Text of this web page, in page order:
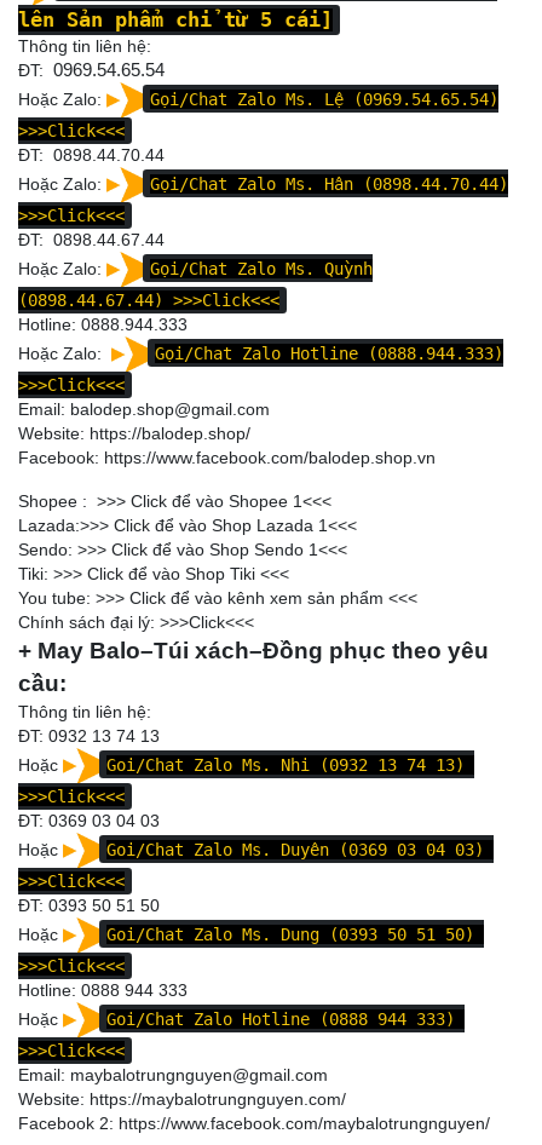
lên Sản phẩm chỉ từ 5 cái]
Thông tin liên hệ:
ĐT: 0969.54.65.54
Hoặc Zalo:
Gọi/Chat Zalo Ms. Lệ (0969.54.65.54)
>>>Click<<<
ĐT: 0898.44.70.44
Hoặc Zalo:
Gọi/Chat Zalo Ms. Hân (0898.44.70.44)
>>>Click<<<
ĐT: 0898.44.67.44
Hoặc Zalo:
Gọi/Chat Zalo Ms. Quỳnh
(0898.44.67.44)
>>>Click<<<
Hotline: 0888.944.333
Hoặc Zalo:
Gọi/Chat Zalo Hotline (0888.944.333)
>>>Click<<<
Email: balodep.shop@gmail.com
Website: https://balodep.shop/
Facebook: https://www.facebook.com/balodep.shop.vn
Shopee : >>> Click để vào Shopee 1<<<
Lazada:>>> Click để vào Shop Lazada 1<<<
Sendo: >>> Click để vào Shop Sendo 1<<<
Tiki: >>> Click để vào Shop Tiki <<<
You tube: >>> Click để vào kênh xem sản phẩm <<<
Chính sách đại lý: >>>Click<<<
+ May Balo–Túi xách–Đồng phục theo yêu
cầu:
Thông tin liên hệ:
ĐT: 0932 13 74 13
Hoặc
Goi/Chat Zalo Ms. Nhi (0932 13 74 13)
>>>Click<<<
ĐT: 0369 03 04 03
Hoặc
Goi/Chat Zalo Ms. Duyên (0369 03 04 03)
>>>Click<<<
ĐT: 0393 50 51 50
Hoặc
Goi/Chat Zalo Ms. Dung (0393 50 51 50)
>>>Click<<<
Hotline: 0888 944 333
Hoặc
Goi/Chat Zalo Hotline (0888 944 333)
>>>Click<<<
Email: maybalotrungnguyen@gmail.com
Website: https://maybalotrungnguyen.com/
Facebook 2: https://www.facebook.com/maybalotrungnguyen/